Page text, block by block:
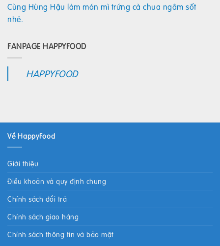
Cùng Hùng Hậu làm món mì trứng cà chua ngâm sốt
nhé.
FANPAGE HAPPYFOOD
HAPPYFOOD
Về HappyFood
Giới thiệu
Điều khoản và quy định chung
Chính sách đổi trả
Chính sách giao hàng
Chính sách thông tin và bảo mật